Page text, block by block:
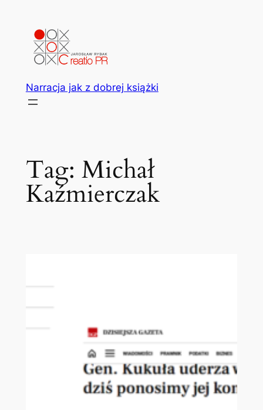
Narracja jak z dobrej książki
Tag: Michał
Kaźmierczak